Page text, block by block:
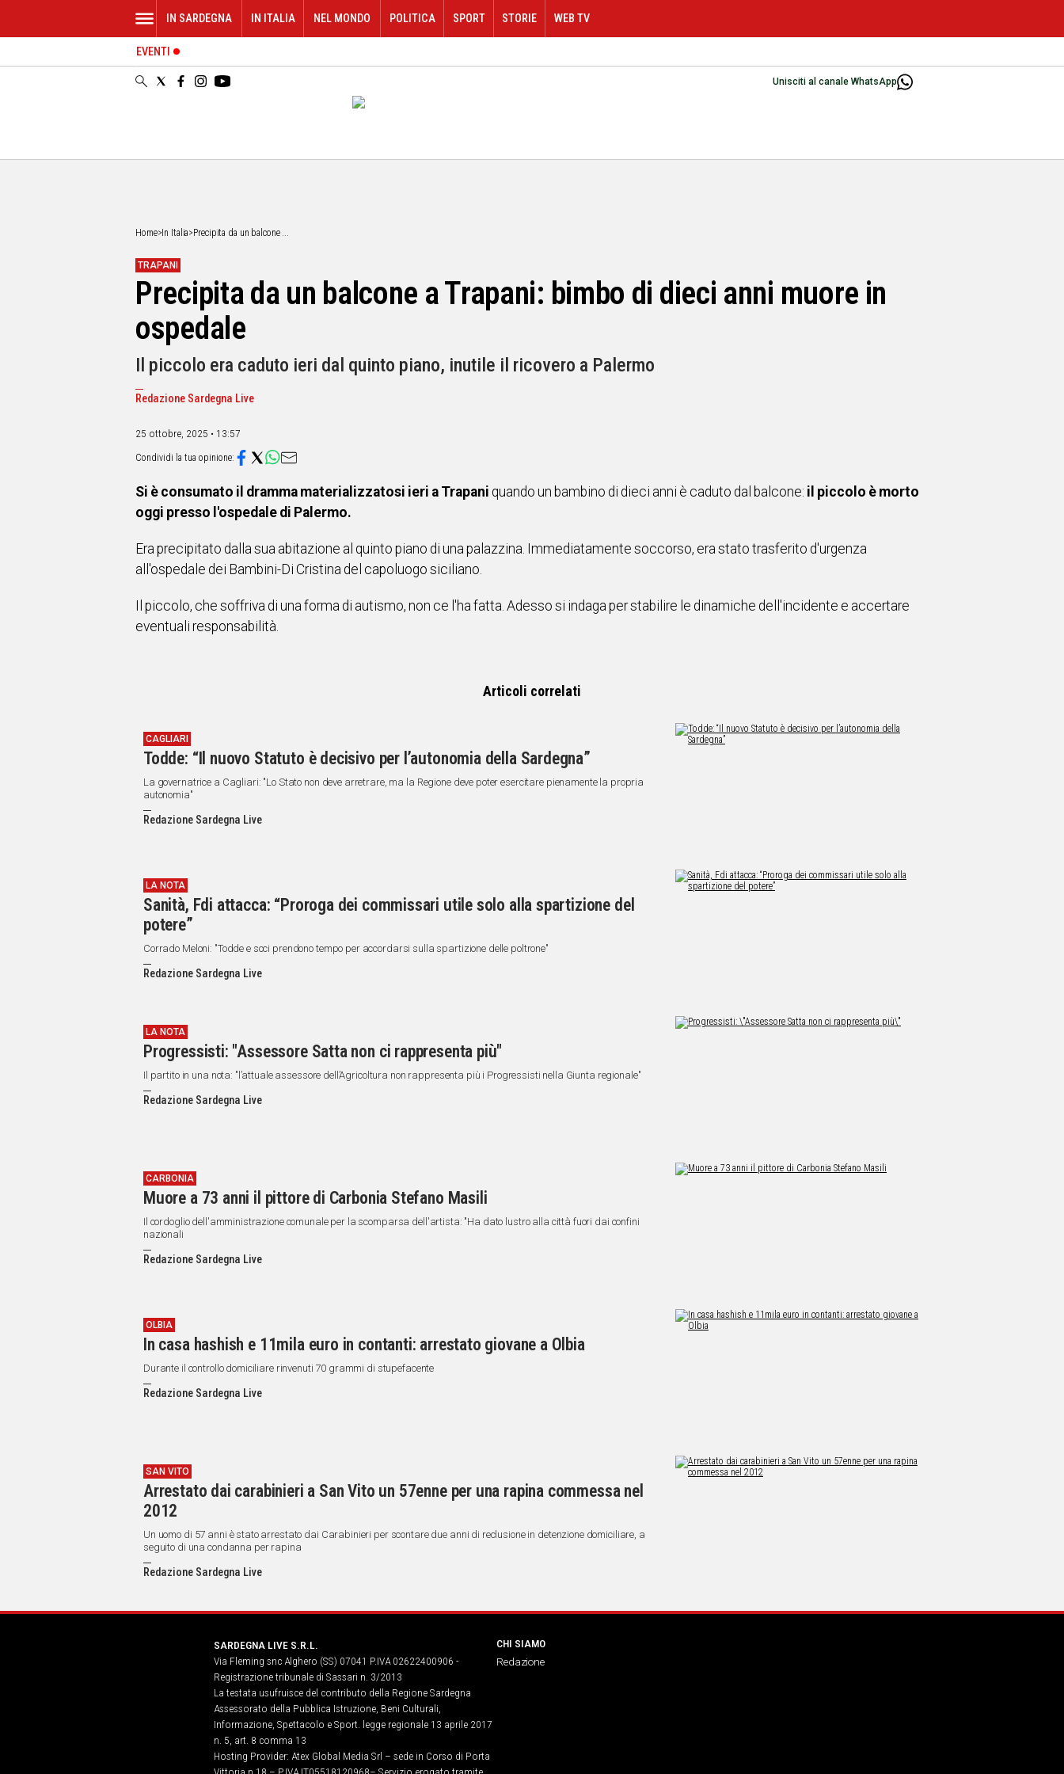
ORISTANO
Vai
Unisciti al canale WhatsApp
IN SARDEGNA IN ITALIA NEL MONDO POLITICA SPORT STORIE WEB TV
EVENTI
Home> In Italia>Precipita da un balcone ...
TRAPANI
Precipita da un balcone a Trapani: bimbo di dieci anni muore in
ospedale
Il piccolo era caduto ieri dal quinto piano, inutile il ricovero a Palermo
Redazione Sardegna Live
25 ottobre, 2025 • 13:57
Si è consumato il dramma materializzatosi ieri a Trapani quando un bambino di dieci anni è caduto dal balcone: il piccolo è morto
oggi presso l'ospedale di Palermo.
Era precipitato dalla sua abitazione al quinto piano di una palazzina. Immediatamente soccorso, era stato trasferito d'urgenza
all'ospedale dei Bambini-Di Cristina del capoluogo siciliano.
Il piccolo, che soffriva di una forma di autismo, non ce l'ha fatta. Adesso si indaga per stabilire le dinamiche dell'incidente e accertare
eventuali responsabilità.
Articoli correlati
CAGLIARI
Todde: “Il nuovo Statuto è decisivo per l’autonomia della Sardegna”
La governatrice a Cagliari: "Lo Stato non deve arretrare, ma la Regione deve poter esercitare pienamente la propria
autonomia"
Redazione Sardegna Live
LA NOTA
Sanità, Fdi attacca: “Proroga dei commissari utile solo alla spartizione del
potere”
Corrado Meloni: "Todde e soci prendono tempo per accordarsi sulla spartizione delle poltrone"
Redazione Sardegna Live
LA NOTA
Progressisti: "Assessore Satta non ci rappresenta più"
Il partito in una nota: "l’attuale assessore dell’Agricoltura non rappresenta più i Progressisti nella Giunta regionale"
Redazione Sardegna Live
CARBONIA
Muore a 73 anni il pittore di Carbonia Stefano Masili
Il cordoglio dell'amministrazione comunale per la scomparsa dell'artista: "Ha dato lustro alla città fuori dai confini
nazionali
Redazione Sardegna Live
OLBIA
In casa hashish e 11mila euro in contanti: arrestato giovane a Olbia
Durante il controllo domiciliare rinvenuti 70 grammi di stupefacente
Redazione Sardegna Live
SAN VITO
Arrestato dai carabinieri a San Vito un 57enne per una rapina commessa nel
2012
Un uomo di 57 anni è stato arrestato dai Carabinieri per scontare due anni di reclusione in detenzione domiciliare, a
seguito di una condanna per rapina
Redazione Sardegna Live
SARDEGNA LIVE S.R.L.
Via Fleming snc Alghero (SS) 07041 P.IVA 02622400906 -
Registrazione tribunale di Sassari n. 3/2013
La testata usufruisce del contributo della Regione Sardegna
Assessorato della Pubblica Istruzione, Beni Culturali,
Informazione, Spettacolo e Sport. legge regionale 13 aprile 2017
n. 5, art. 8 comma 13
Hosting Provider: Atex Global Media Srl – sede in Corso di Porta
CHI SIAMO
Redazione